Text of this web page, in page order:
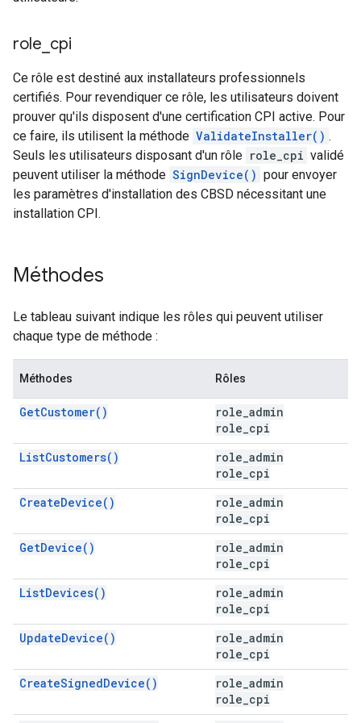
role cpi
Ce rôle est destiné aux installateurs professionnels
certifiés. Pour revendiquer ce rôle, les utilisateurs doivent
prouver qu'ils disposent d'une certification CPI active. Pour
ce faire, ils utilisent la méthode ValidateInstaller() .
Seuls les utilisateurs disposant d'un rôle role_cpi validé
peuvent utiliser la méthode SignDevice() pour envoyer
les paramètres d'installation des CBSD nécessitant une
installation CPI.
Méthodes
Le tableau suivant indique les rôles qui peuvent utiliser
chaque type de méthode :
Méthodes Rôles
GetCustomer()
role_admin
role_cpi
ListCustomers()
role_admin
role_cpi
CreateDevice()
role_admin
role_cpi
GetDevice()
role_admin
role_cpi
ListDevices()
role_admin
role_cpi
UpdateDevice()
role_admin
role_cpi
CreateSignedDevice()
role_admin
role_cpi